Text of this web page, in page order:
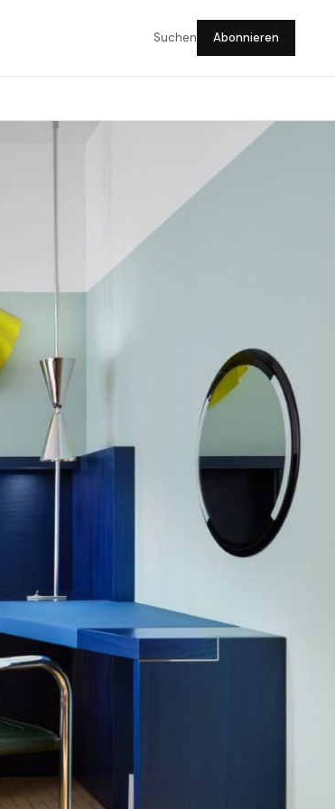
Suchen Abonnieren